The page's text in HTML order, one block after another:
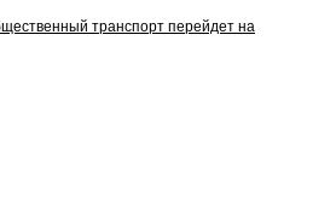
транспорт перейдет на